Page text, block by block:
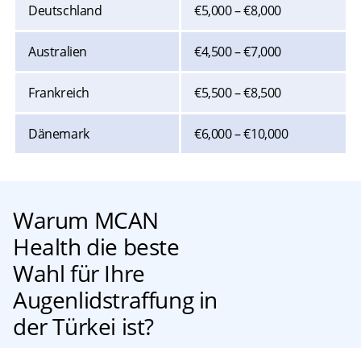
Deutschland €5,000 – €8,000
Australien €4,500 – €7,000
Frankreich €5,500 – €8,500
Dänemark €6,000 – €10,000
Warum MCAN
Health die beste
Wahl für Ihre
Augenlidstraffung in
der Türkei ist?